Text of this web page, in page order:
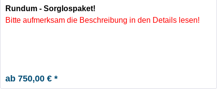
Sorglospaket
Rundum - Sorglospaket!
Bitte aufmerksam die Beschreibung in den Details lesen!
ab 750,00 € *